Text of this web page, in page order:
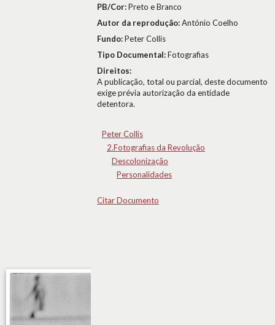
PB/Cor:Preto e Branco
Autor da reprodução:António Coelho
Fundo:Peter Collis
Tipo Documental:Fotografias
Direitos:
A publicação, total ou parcial, deste documento
exige prévia autorização da entidade
detentora.
Peter Collis
2.Fotografias da Revolução
Descolonização
Personalidades
Citar Documento